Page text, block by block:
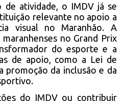
de atividade, o IMDV já se
relevante no apoio a
visual no Maranhão. A
no Grand Prix
do esporte e a
de apoio, como a Lei de
promoção da inclusão e da
do IMDV ou contribuir